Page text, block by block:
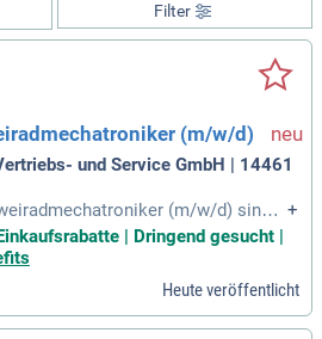
Filter
(m/w/d)
und Service GmbH | 14461
(m/w/d) sind f
von Fahrrädern und E-Bi
gehören die Montage von
Quereinsteiger mit Leidenschaft fü
Einstiegsgehalt von 2.500 €
+
| Dringend gesucht |
Heute veröffentlicht